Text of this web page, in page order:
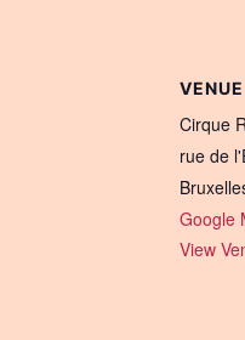
VENUE
Cirque
rue de
Google
View